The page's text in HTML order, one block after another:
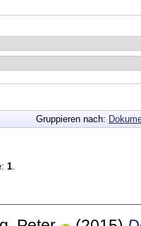
Gruppieren nach:
1